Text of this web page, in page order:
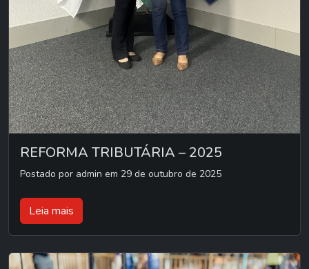
REFORMA TRIBUTÁRIA – 2025
Postado por admin em 29 de outubro de 2025
Leia mais